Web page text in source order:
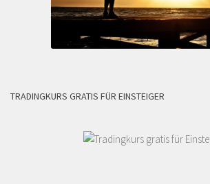
TRADINGKURS GRATIS FÜR EINSTEIGER